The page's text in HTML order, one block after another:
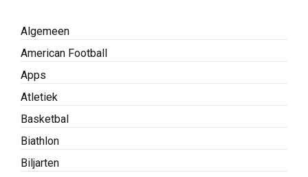
Algemeen
American Football
Apps
Atletiek
Basketbal
Biathlon
Biljarten